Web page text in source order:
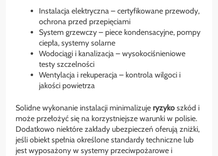
Instalacja elektryczna – certyfikowane przewody,
ochrona przed przepięciami
System grzewczy – piece kondensacyjne, pompy
ciepła, systemy solarne
Wodociągi i kanalizacja – wysokociśnieniowe
testy szczelności
Wentylacja i rekuperacja – kontrola wilgoci i
jakości powietrza
Solidne wykonanie instalacji minimalizuje ryzyko szkód i
może przełożyć się na korzystniejsze warunki w polisie.
Dodatkowo niektóre zakłady ubezpieczeń oferują zniżki,
jeśli obiekt spełnia określone standardy techniczne lub
jest wyposażony w systemy przeciwpożarowe i